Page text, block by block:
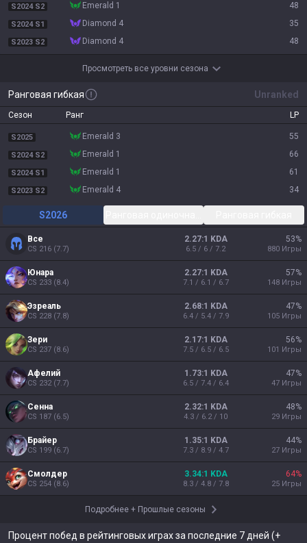
S2024 S2 emerald 1 48
S2024 S1 diamond 4 35
S2023 S2 diamond 4 48
Просмотреть все уровни сезона
Ранговая гибкая Unranked
Сезон Ранг LP
S2025 emerald 3 55
S2024 S2 emerald 1 66
S2024 S1 emerald 1 61
S2023 S2 emerald 4 34
S2026
Все
CS 216 (7.7)
2.27:1 KDA
6.5 / 6 / 7.2
53%
880 Игры
Юнара
CS 233 (8.4)
2.27:1 KDA
7.1 / 6.1 / 6.7
57%
148 Игры
Эзреаль
CS 228 (7.8)
2.68:1 KDA
6.4 / 5.4 / 7.9
47%
105 Игры
Зери
CS 237 (8.6)
2.17:1 KDA
7.5 / 6.5 / 6.5
56%
101 Игры
Афелий
CS 232(7.7)
1.73:1 KDA
6.5 / 7.4 / 6.4
47%
47 Игры
Сенна
CS 187 (6.5)
2.32:1 KDA
4.3 / 6.2 / 10
48%
29 Игры
Брайер
CS 199 (6.7)
1.35:1 KDA
7.3 / 8.9 / 4.7
44%
27 Игры
Смолдер
CS 254 (8.6)
3.34:1 KDA
8.3 / 4.8 / 7.8
64%
25 Игры
Подробнее + Прошлые сезоны
Процент побед в рейтинговых играх за последние 7 дней (+